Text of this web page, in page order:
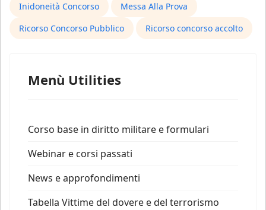
Inidoneità Concorso
Messa Alla Prova
Ricorso Concorso Pubblico
Ricorso concorso accolto
Menù Utilities
Corso base in diritto militare e formulari
Webinar e corsi passati
News e approfondimenti
Tabella Vittime del dovere e del terrorismo